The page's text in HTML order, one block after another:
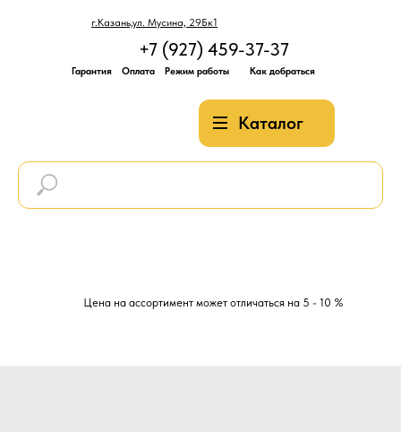
г.Казань,ул. Мусина, 29Бк1
Каталог
+7 (927) 459-37-37
Гарантия Оплата Режим работы Как добраться
Цена на ассортимент может отличаться на 5 - 10 %